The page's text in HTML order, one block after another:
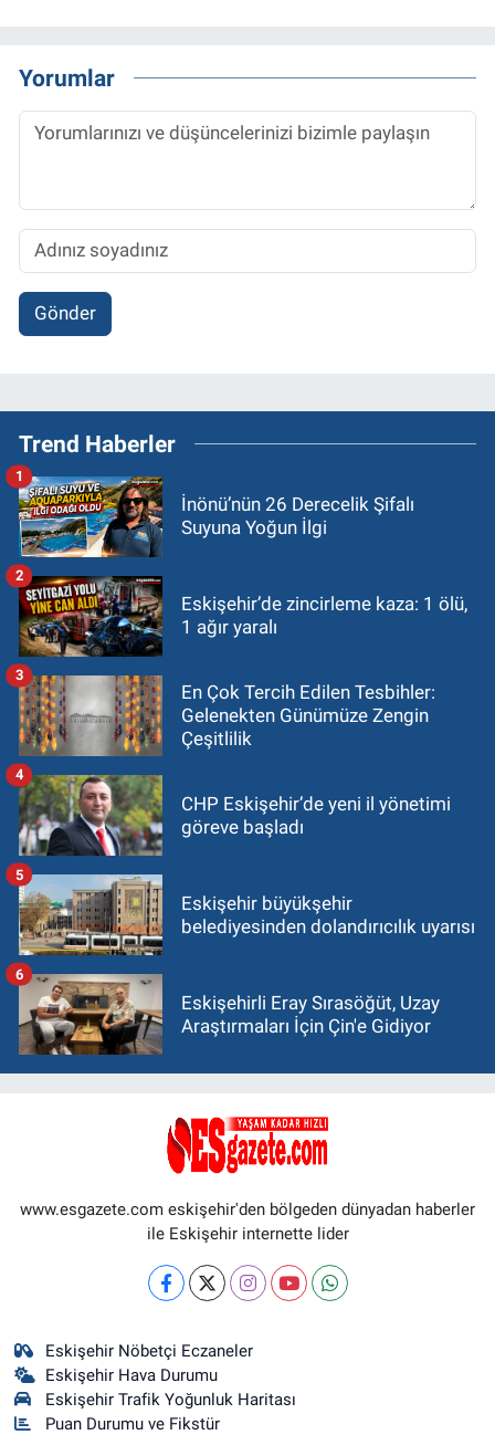
Yorumlar
Gönder
Trend Haberler
İnönü’nün 26 Derecelik Şifalı
Suyuna Yoğun İlgi
1
Eskişehir’de zincirleme kaza: 1 ölü,
1 ağır yaralı
2
En Çok Tercih Edilen Tesbihler:
Gelenekten Günümüze Zengin
Çeşitlilik
3
CHP Eskişehir’de yeni il yönetimi
göreve başladı
4
Eskişehir büyükşehir
belediyesinden dolandırıcılık uyarısı
5
Eskişehirli Eray Sırasöğüt, Uzay
Araştırmaları İçin Çin'e Gidiyor
6
www.esgazete.com eskişehir'den bölgeden dünyadan haberler
ile Eskişehir internette lider
Eskişehir Nöbetçi Eczaneler
Eskişehir Hava Durumu
Eskişehir Trafik Yoğunluk Haritası
Puan Durumu ve Fikstür